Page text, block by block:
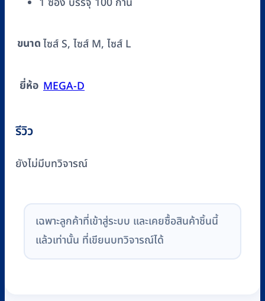
ขนาดไซส์ S, ไซส์ M, ไซส์ L
ยี่ห้อ MEGA-D
รีวิว
ยังไม่มีบทวิจารณ์
เฉพาะลูกค้าที่เข้าสู่ระบบ และเคยซื้อสินค้าชิ้นนี้
แล้วเท่านั้น ที่เขียนบทวิจารณ์ได้